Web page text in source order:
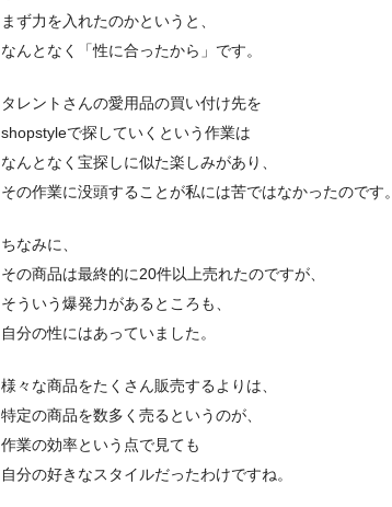
まず力を入れたのかというと、
なんとなく「性に合ったから」です。
タレントさんの愛用品の買い付け先を
shopstyleで探していくという作業は
なんとなく宝探しに似た楽しみがあり、
その作業に没頭することが私には苦ではなかったのです。
ちなみに、
その商品は最終的に20件以上売れたのですが、
そういう爆発力があるところも、
自分の性にはあっていました。
様々な商品をたくさん販売するよりは、
特定の商品を数多く売るというのが、
作業の効率という点で見ても
自分の好きなスタイルだったわけですね。